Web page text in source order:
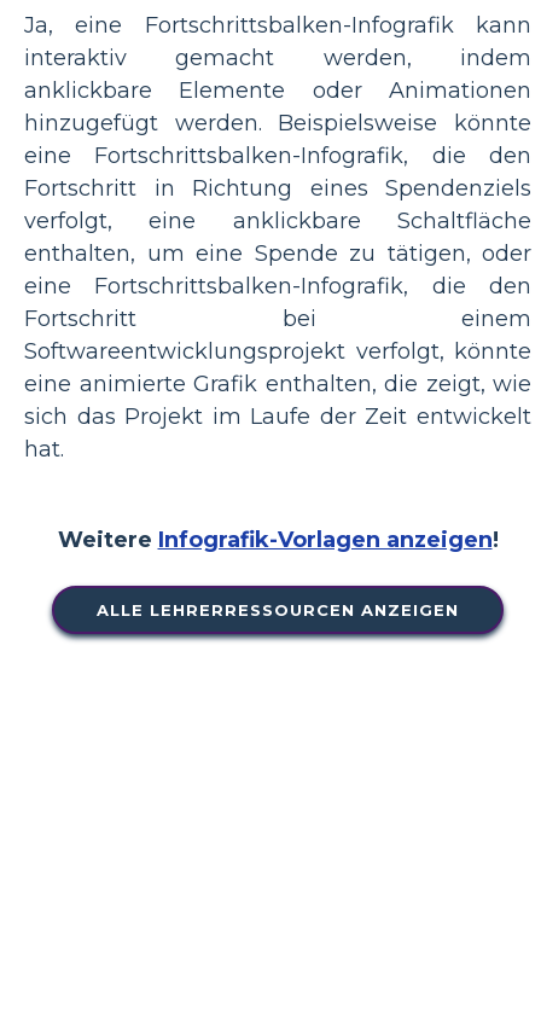
Ja, eine Fortschrittsbalken-Infografik kann
interaktiv gemacht werden, indem
anklickbare Elemente oder Animationen
hinzugefügt werden. Beispielsweise könnte
eine Fortschrittsbalken-Infografik, die den
Fortschritt in Richtung eines Spendenziels
verfolgt, eine anklickbare Schaltfläche
enthalten, um eine Spende zu tätigen, oder
eine Fortschrittsbalken-Infografik, die den
Fortschritt bei einem
Softwareentwicklungsprojekt verfolgt, könnte
eine animierte Grafik enthalten, die zeigt, wie
sich das Projekt im Laufe der Zeit entwickelt
hat.
Weitere Infografik-Vorlagen anzeigen!
ALLE LEHRERRESSOURCEN ANZEIGEN